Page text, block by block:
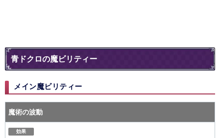
青ドクロの魔ビリティー
メイン魔ビリティー
魔術の波動
効果